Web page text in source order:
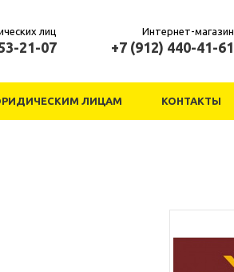
лиц
21-07
Интернет-магазин
+7 (912) 440-41-61
ЛИЦАМ КОНТАКТЫ